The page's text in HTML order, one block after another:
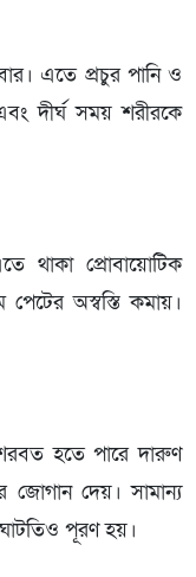
এতে প্রচুর পানি ও
দীর্ঘ সময় শরীরকে
থাকা প্রোবায়োটিক
অস্বস্তি কমায়।
হতে পারে দারুণ
জোগান দেয়। সামান্য
পূরণ হয়।